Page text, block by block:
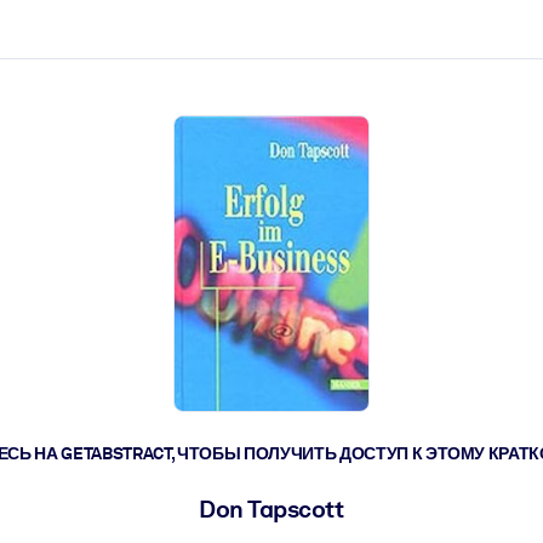
НА GETABSTRACT, ЧТОБЫ ПОЛУЧИТЬ ДОСТУП К ЭТОМУ
Don Tapscott